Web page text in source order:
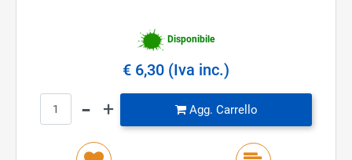
Disponibile
€ 6,30 (Iva inc.)
Agg. Carrello